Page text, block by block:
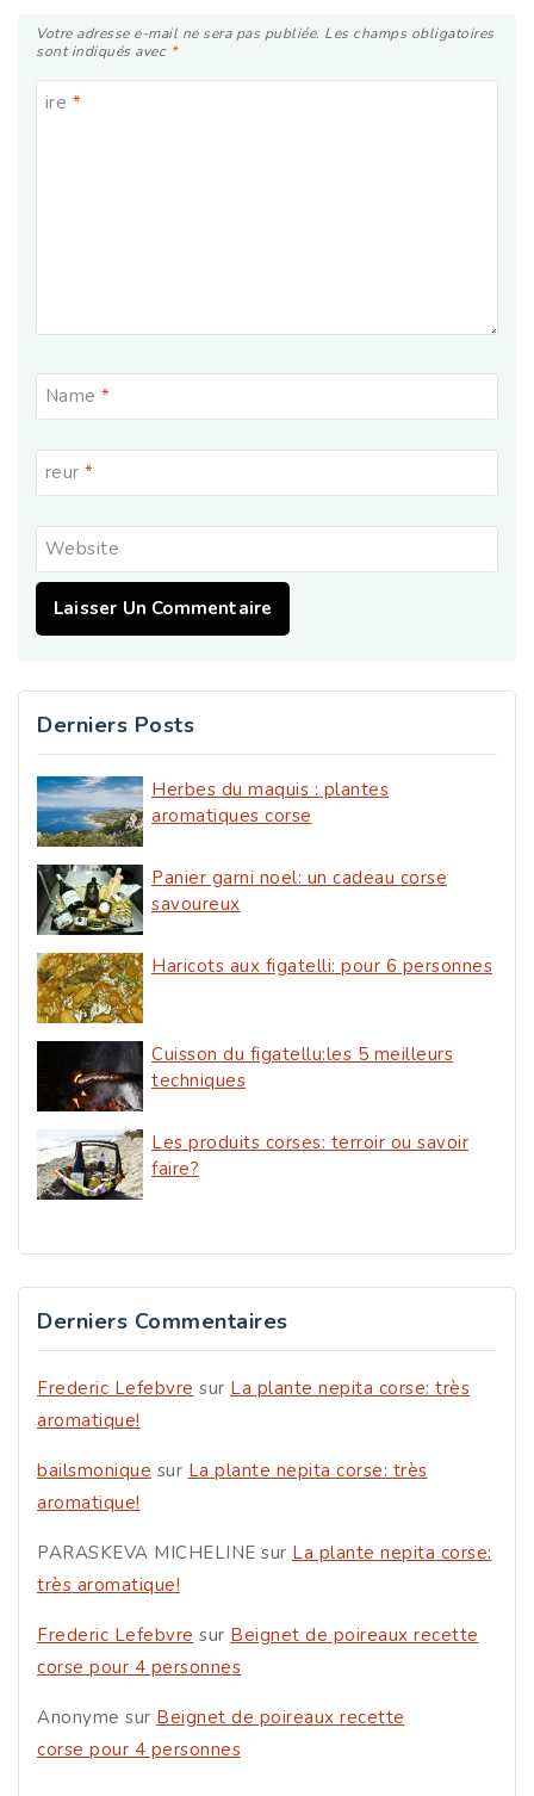
Votre adresse e-mail ne sera pas publiée. Les champs obligatoires
sont indiqués avec *
ire *
Name *
reur *
Website
Derniers Posts
Herbes du maquis : plantes
aromatiques corse
Panier garni noel: un cadeau corse
savoureux
Haricots aux figatelli: pour 6 personnes
Cuisson du figatellu:les 5 meilleurs
techniques
Les produits corses: terroir ou savoir
faire?
Derniers Commentaires
Frederic Lefebvre sur La plante nepita corse: très
aromatique!
bailsmonique sur La plante nepita corse: très
aromatique!
PARASKEVA MICHELINE sur La plante nepita corse:
très aromatique!
Frederic Lefebvre sur Beignet de poireaux recette
corse pour 4 personnes
Anonyme sur Beignet de poireaux recette
corse pour 4 personnes